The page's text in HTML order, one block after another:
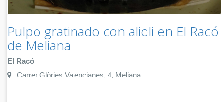
Pulpo gratinado con alioli en El Racó
de Meliana
El Racó
Carrer Glòries Valencianes, 4, Meliana